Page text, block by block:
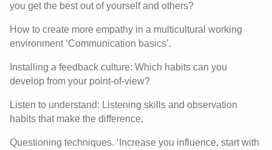
you get the best out of yourself and others?
How to create more empathy in a multicultural working
environment ‘Communication basics’.
Installing a feedback culture: Which habits can you
develop from your point-of-view?
Listen to understand: Listening skills and observation
habits that make the difference.
Questioning techniques. ‘Increase you influence, start with